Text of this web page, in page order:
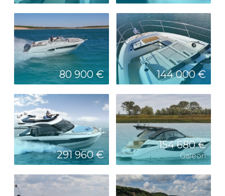
80 900 € 144 000 €
291 960 €
154 680 €
Galeon